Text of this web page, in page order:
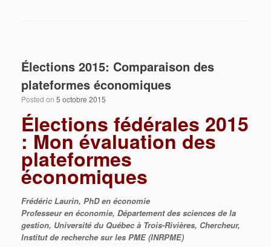
Élections 2015: Comparaison des
plateformes économiques
Posted on 5 octobre 2015
Élections fédérales 2015
: Mon évaluation des
plateformes
économiques
Frédéric Laurin, PhD en économie
Professeur en économie, Département des sciences de la
gestion, Université du Québec à Trois-Rivières, Chercheur,
Institut de recherche sur les PME (INRPME)